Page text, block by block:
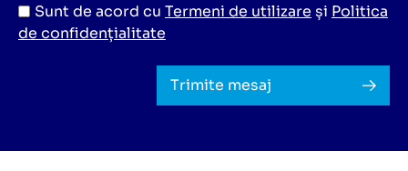
Sunt de acord cu Termeni de utilizare și Politica
de confidențialitate
Trimite mesaj